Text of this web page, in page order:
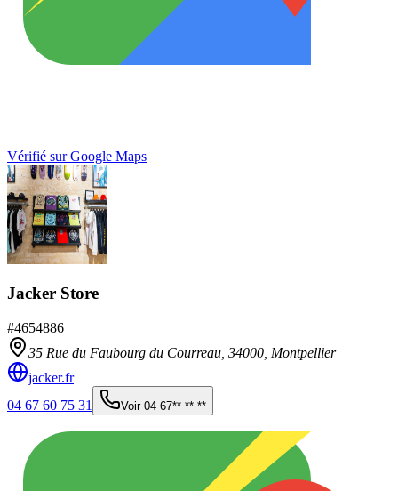
Vérifié sur Google Maps
Jacker Store
#4654886
35 Rue du Faubourg du Courreau, 34000 Montpellier
jacker.fr
04 67 60 75 31
Voir 04 67** ** **